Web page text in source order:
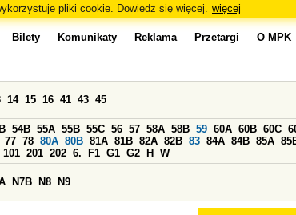
pliki cookie. Dowiedz się więcej. więcej
Bilety Komunikaty Reklama Przetargi O MPK
14 15 16 41 43 45
54B 55A 55B 55C 56 57 58A 58B 59 60A 60B 60C
77 78 80A 80B 81A 81B 82A 82B 83 84A 84B 85A
101 201 202 6. F1 G1 G2 H W
N7B N8 N9